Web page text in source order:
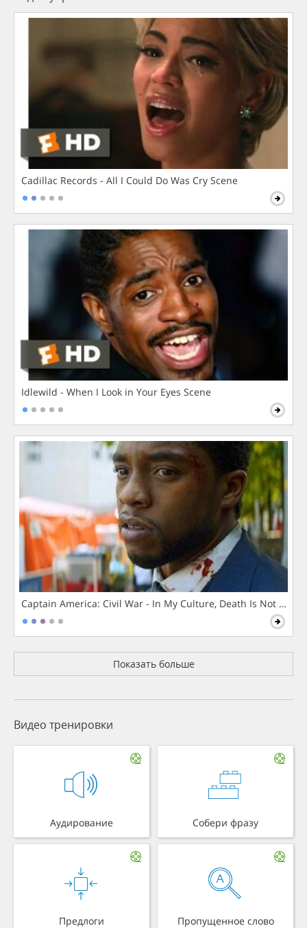
Cadillac Records - All I Could Do Was Cry Scene
Idlewild - When I Look in Your Eyes Scene
Captain America: Civil War - In My Culture, Death Is Not The
Показать больше
Видео тренировки
Аудирование Собери фразу
Предлоги Пропущенное слово